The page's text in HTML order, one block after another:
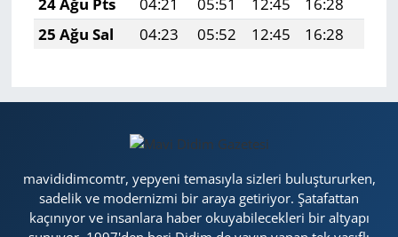
24 Ağu Pts
04:21 05:51 12:45 16:28
25 Ağu Sal
04:23 05:52 12:45 16:28
mavididimcomtr, yepyeni temasıyla sizleri buluştururken,
sadelik ve modernizmi bir araya getiriyor. Şatafattan
kaçınıyor ve insanlara haber okuyabilecekleri bir altyapı